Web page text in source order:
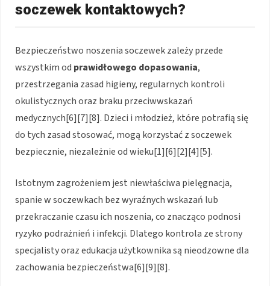
soczewek kontaktowych?
Bezpieczeństwo noszenia soczewek zależy przede
wszystkim od prawidłowego dopasowania,
przestrzegania zasad higieny, regularnych kontroli
okulistycznych oraz braku przeciwwskazań
medycznych[6][7][8]. Dzieci i młodzież, które potrafią się
do tych zasad stosować, mogą korzystać z soczewek
bezpiecznie, niezależnie od wieku[1][6][2][4][5].
Istotnym zagrożeniem jest niewłaściwa pielęgnacja,
spanie w soczewkach bez wyraźnych wskazań lub
przekraczanie czasu ich noszenia, co znacząco podnosi
ryzyko podrażnień i infekcji. Dlatego kontrola ze strony
specjalisty oraz edukacja użytkownika są nieodzowne dla
zachowania bezpieczeństwa[6][9][8].